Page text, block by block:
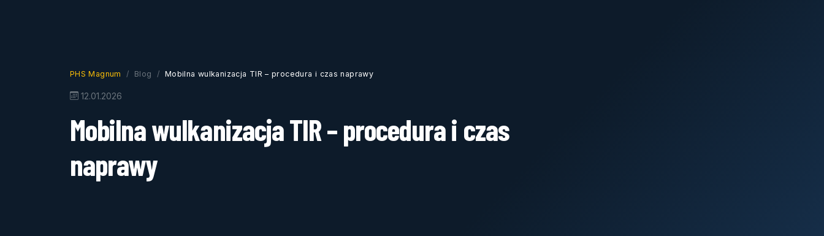
PHS Magnum Blog Mobilna wulkanizacja TIR – procedura i czas naprawy
12.01.2026
Mobilna wulkanizacja TIR – procedura i czas
naprawy